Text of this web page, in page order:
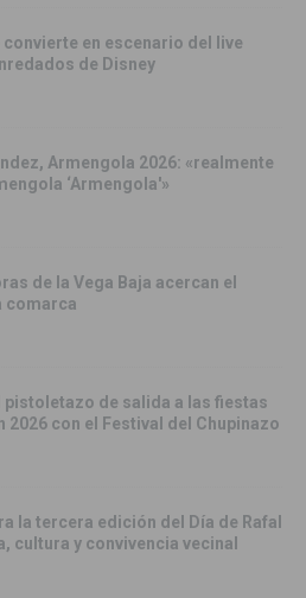
convierte en escenario del live
de Disney
Armengola 2026: «realmente
‘Armengola'»
de la Vega Baja acercan el
comarca
pistoletazo de salida a las fiestas
2026 con el Festival del Chupinazo
la tercera edición del Día de Rafal
cultura y convivencia vecinal